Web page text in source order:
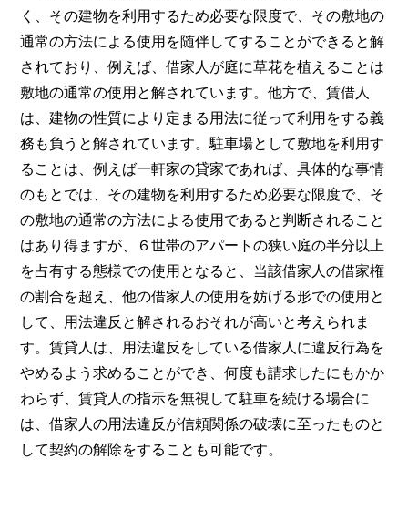
く、その建物を利用するため必要な限度で、その敷地の
通常の方法による使用を随伴してすることができると解
されており、例えば、借家人が庭に草花を植えることは
敷地の通常の使用と解されています。他方で、賃借人
は、建物の性質により定まる用法に従って利用をする義
務も負うと解されています。駐車場として敷地を利用す
ることは、例えば一軒家の貸家であれば、具体的な事情
のもとでは、その建物を利用するため必要な限度で、そ
の敷地の通常の方法による使用であると判断されること
はあり得ますが、６世帯のアパートの狭い庭の半分以上
を占有する態様での使用となると、当該借家人の借家権
の割合を超え、他の借家人の使用を妨げる形での使用と
して、用法違反と解されるおそれが高いと考えられま
す。賃貸人は、用法違反をしている借家人に違反行為を
やめるよう求めることができ、何度も請求したにもかか
わらず、賃貸人の指示を無視して駐車を続ける場合に
は、借家人の用法違反が信頼関係の破壊に至ったものと
して契約の解除をすることも可能です。